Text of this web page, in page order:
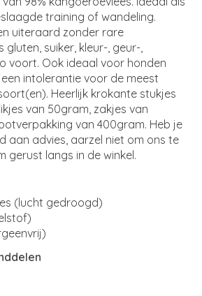
training of wandeling.
uiteraard zonder rare
suiker, kleur-, geur-,
voort. Ook ideaal voor honden
intolerantie voor de meest
Heerlijk krokante stukjes
van 50gram, zakjes van
van 400gram. Heb je
aan advies, aarzel niet om ons te
gerust langs in de winkel.
(lucht gedroogd)